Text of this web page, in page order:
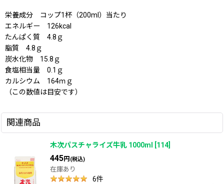
栄養成分 コップ1杯（200ml）当たり
エネルギー 126kcal
たんぱく質 4.8ｇ
脂質 4.8ｇ
炭水化物 15.8ｇ
食塩相当量 0.1ｇ
カルシウム 164ｍｇ
（この数値は目安です）
関連商品
木次パスチャライズ牛乳 1000ml 114]
445円 (税込)
在庫あり
6件